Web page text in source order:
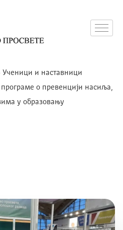
Ученици и наставници
о превенцији насиља,
у образовању